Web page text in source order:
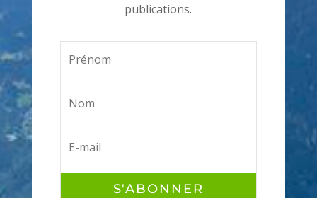
publications.
S'ABONNER